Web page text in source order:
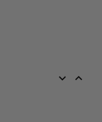
 